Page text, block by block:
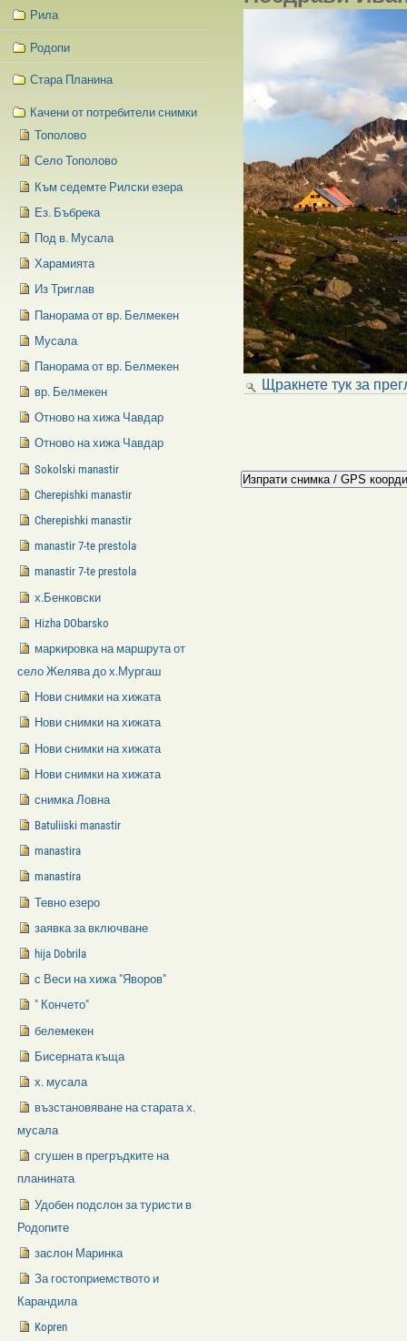
Щракнете тук за
Рила
Родопи
Стара Планина
Качени от потребители снимки
Тополово
Село Тополово
Към седемте Рилски езера
Ез. Бъбрека
Под в. Мусала
Харамията
Из Триглав
Панорама от вр. Белмекен
Мусала
Панорама от вр. Белмекен
вр. Белмекен
Отново на хижа Чавдар
Отново на хижа Чавдар
Sokolski manastir
Cherepishki manastir
Cherepishki manastir
manastir 7-te prestola
manastir 7-te prestola
х.Бенковски
Hizha DObarsko
маркировка на маршрута от
село Желява до х.Мургаш
Нови снимки на хижата
Нови снимки на хижата
Нови снимки на хижата
Нови снимки на хижата
снимка Ловна
Batuliiski manastir
manastira
manastira
Тевно езеро
заявка за включване
hija Dobrila
с Веси на хижа "Яворов"
" Кончето"
белемекен
Бисерната къща
х. мусала
възстановяване на старата х.
мусала
сгушен в прегръдките на
планината
Удобен подслон за туристи в
Родопите
заслон Маринка
За гостоприемството и
Карандила
Kopren